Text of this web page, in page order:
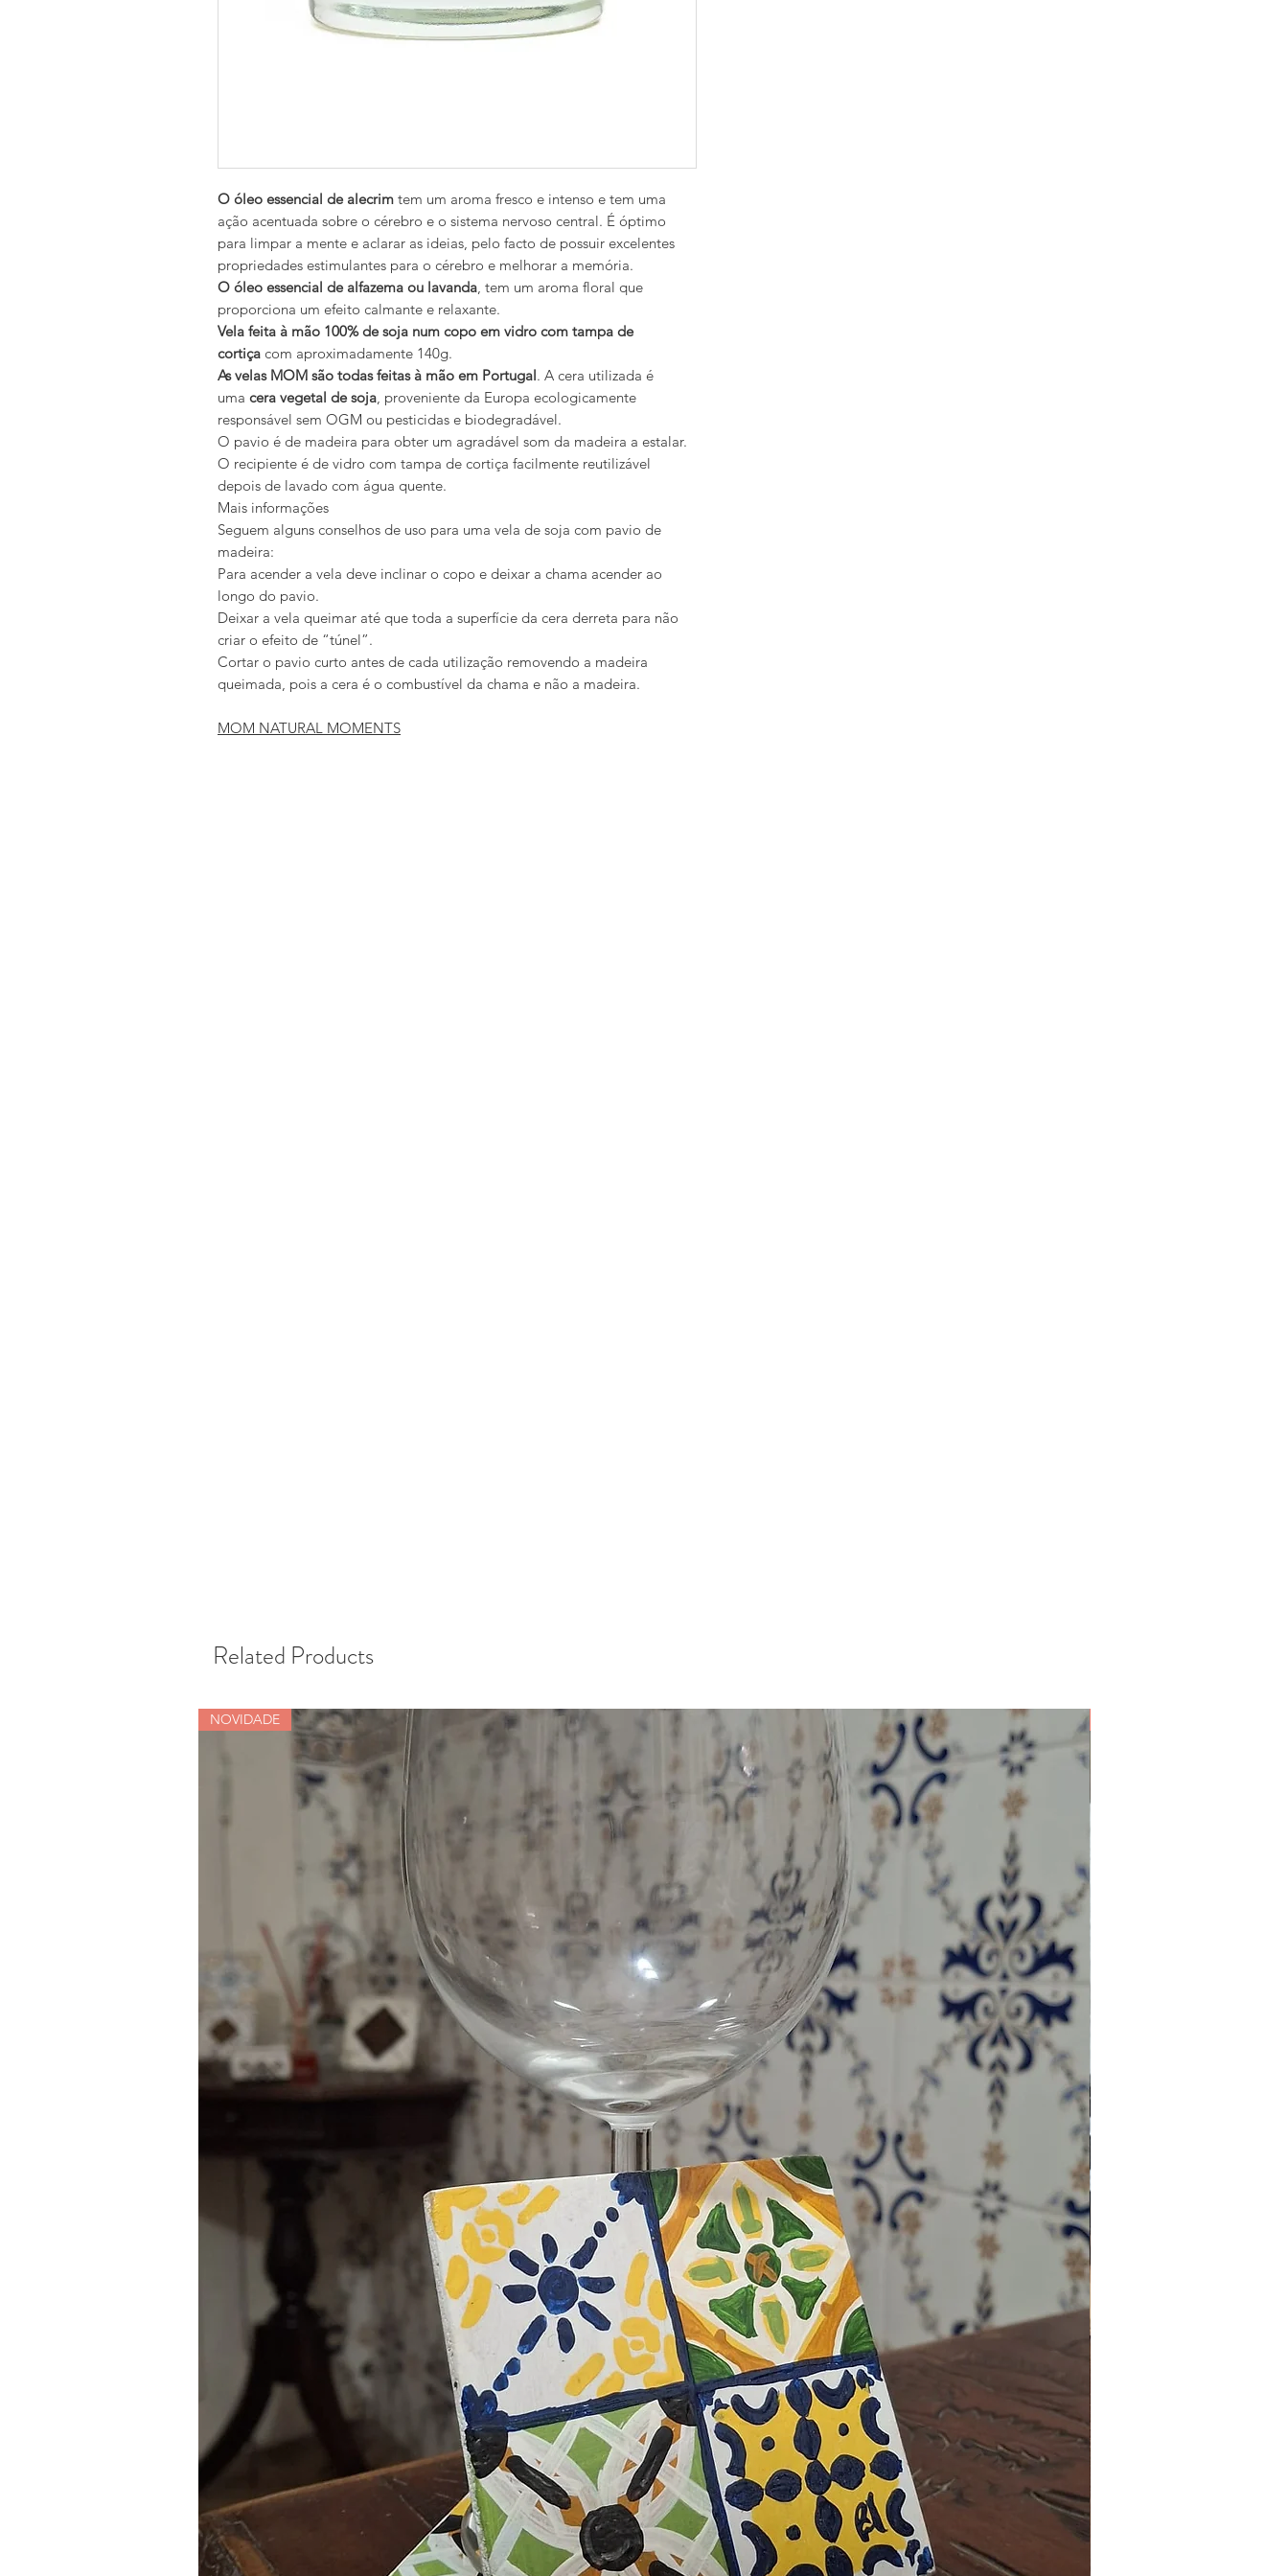
O óleo essencial de alecrim tem um aroma fresco e intenso e tem uma
ação acentuada sobre o cérebro e o sistema nervoso central. É óptimo
para limpar a mente e aclarar as ideias, pelo facto de possuir excelentes
propriedades estimulantes para o cérebro e melhorar a memória.
O óleo essencial de alfazema ou lavanda, tem um aroma floral que
proporciona um efeito calmante e relaxante.
Vela feita à mão 100% de soja num copo em vidro com tampa de
cortiça com aproximadamente 140g.
As velas MOM são todas feitas à mão em Portugal. A cera utilizada é
uma cera vegetal de soja, proveniente da Europa ecologicamente
responsável sem OGM ou pesticidas e biodegradável.
O pavio é de madeira para obter um agradável som da madeira a estalar.
O recipiente é de vidro com tampa de cortiça facilmente reutilizável
depois de lavado com água quente.
Mais informações
Seguem alguns conselhos de uso para uma vela de soja com pavio de
madeira:
Para acender a vela deve inclinar o copo e deixar a chama acender ao
longo do pavio.
Deixar a vela queimar até que toda a superfície da cera derreta para não
criar o efeito de “túnel”.
Cortar o pavio curto antes de cada utilização removendo a madeira
queimada, pois a cera é o combustível da chama e não a madeira.
MOM NATURAL MOMENTS
Related Products
NOVIDADE